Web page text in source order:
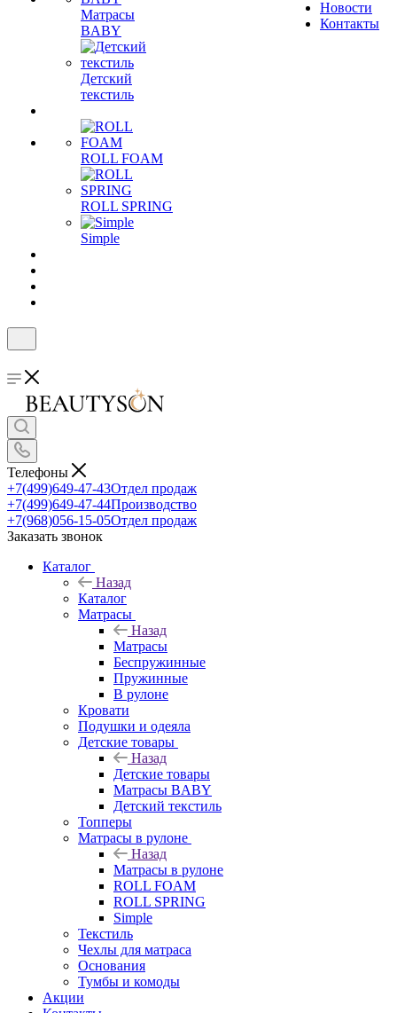
Матрасы
BABY
Детский
текстиль
ROLL FOAM
ROLL SPRING
Simple
Новости
Контакты
Телефоны
+7(499)649-47-43Отдел продаж
+7(499)649-47-44Производство
+7(968)056-15-05Отдел продаж
Заказать звонок
Каталог
Назад
Каталог
Матрасы
Назад
Матрасы
Беспружинные
Пружинные
В рулоне
Кровати
Подушки и одеяла
Детские товары
Назад
Детские товары
Матрасы BABY
Детский текстиль
Топперы
Матрасы в рулоне
Назад
Матрасы в рулоне
ROLL FOAM
ROLL SPRING
Simple
Текстиль
Чехлы для матраса
Основания
Тумбы и комоды
Акции